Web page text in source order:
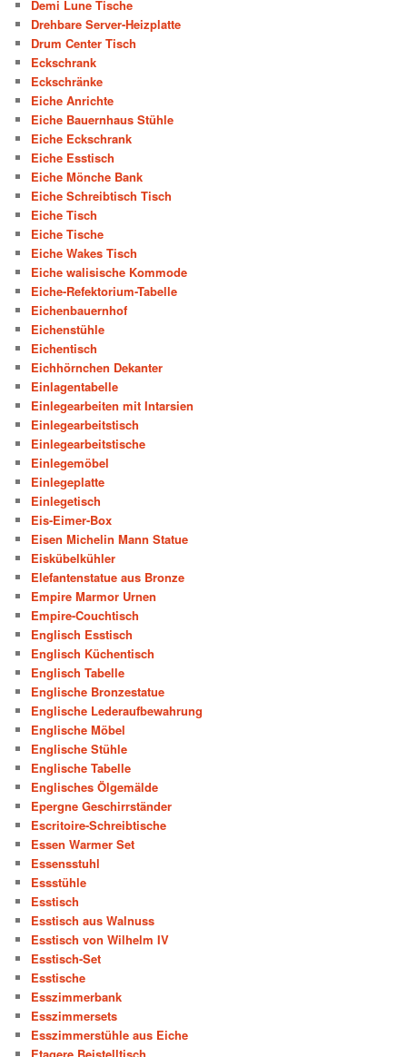
Demi Lune Tische
Drehbare Server-Heizplatte
Drum Center Tisch
Eckschrank
Eckschränke
Eiche Anrichte
Eiche Bauernhaus Stühle
Eiche Eckschrank
Eiche Esstisch
Eiche Mönche Bank
Eiche Schreibtisch Tisch
Eiche Tisch
Eiche Tische
Eiche Wakes Tisch
Eiche walisische Kommode
Eiche-Refektorium-Tabelle
Eichenbauernhof
Eichenstühle
Eichentisch
Eichhörnchen Dekanter
Einlagentabelle
Einlegearbeiten mit Intarsien
Einlegearbeitstisch
Einlegearbeitstische
Einlegemöbel
Einlegeplatte
Einlegetisch
Eis-Eimer-Box
Eisen Michelin Mann Statue
Eiskübelkühler
Elefantenstatue aus Bronze
Empire Marmor Urnen
Empire-Couchtisch
Englisch Esstisch
Englisch Küchentisch
Englisch Tabelle
Englische Bronzestatue
Englische Lederaufbewahrung
Englische Möbel
Englische Stühle
Englische Tabelle
Englisches Ölgemälde
Epergne Geschirrständer
Escritoire-Schreibtische
Essen Warmer Set
Essensstuhl
Essstühle
Esstisch
Esstisch aus Walnuss
Esstisch von Wilhelm IV
Esstisch-Set
Esstische
Esszimmerbank
Esszimmersets
Esszimmerstühle aus Eiche